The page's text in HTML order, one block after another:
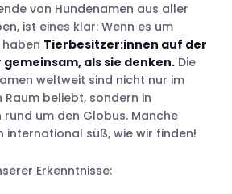
von Hundenamen aus aller
ist eines klar: Wenn es um
Tierbesitzer:innen auf der
als sie denken. Die
weltweit sind nicht nur im
beliebt, sondern in
rund um den Globus. Manche
international süß, wie wir finden!
Erkenntnisse: